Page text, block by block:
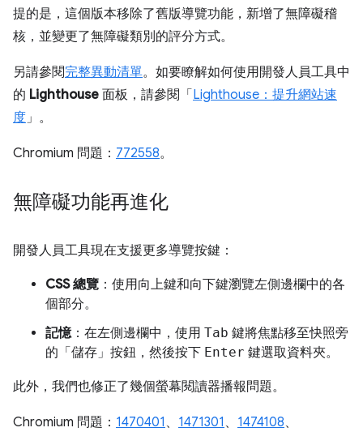
提的是，這個版本移除了舊版導覽功能，新增了無障礙稽
核，並變更了無障礙類別的評分方式。
另請參閱完整異動清單。如要瞭解如何使用開發人員工具中
的 Lighthouse 面板，請參閱「Lighthouse：提升網站速
度 」。
Chromium 問題： 772558。
無障礙功能再進化
開發人員工具現在支援更多導覽按鍵：
CSS 總覽 ：使用向上鍵和向下鍵瀏覽左側邊欄中的各
個部分。
記憶：在左側邊欄中，使用 Tab 鍵將焦點移至快照旁
的「儲存」 按鈕，然後按下 Enter 鍵選取資料夾。
此外，我們也修正了幾個螢幕閱讀器播報問題。
Chromium 問題： 1470401 、 1471301 、 1474108、